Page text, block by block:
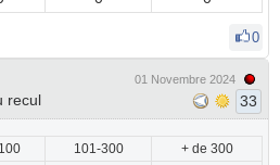
0
recul
01 Novembre 2024
33
101-300 + de 300